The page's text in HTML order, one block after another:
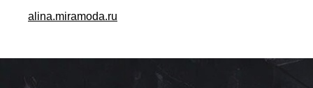
alina.miramoda.ru